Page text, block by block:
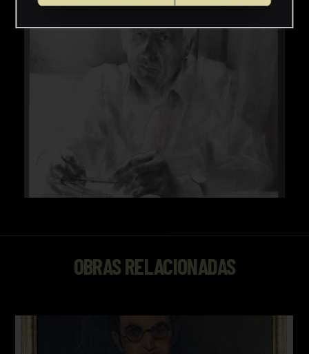
OBRAS RELACIONADAS